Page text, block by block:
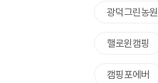
광덕그린농
핼로윈캠핑
캠핑포에버